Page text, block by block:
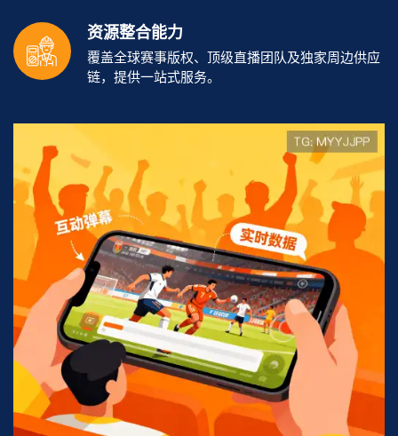
资源整合能力
覆盖全球赛事版权、顶级直播团队及独家周边供应
链，提供一站式服务。